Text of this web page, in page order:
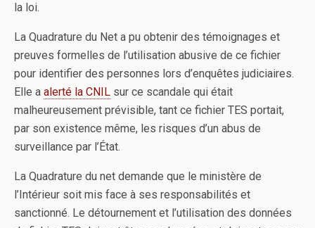
la loi.
La Quadrature du Net a pu obtenir des témoignages et
preuves formelles de l’utilisation abusive de ce fichier
pour identifier des personnes lors d’enquêtes judiciaires.
Elle a alerté la CNIL sur ce scandale qui était
malheureusement prévisible, tant ce fichier TES portait,
par son existence même, les risques d’un abus de
surveillance par l’État.
La Quadrature du net demande que le ministère de
l’Intérieur soit mis face à ses responsabilités et
sanctionné. Le détournement et l’utilisation des données